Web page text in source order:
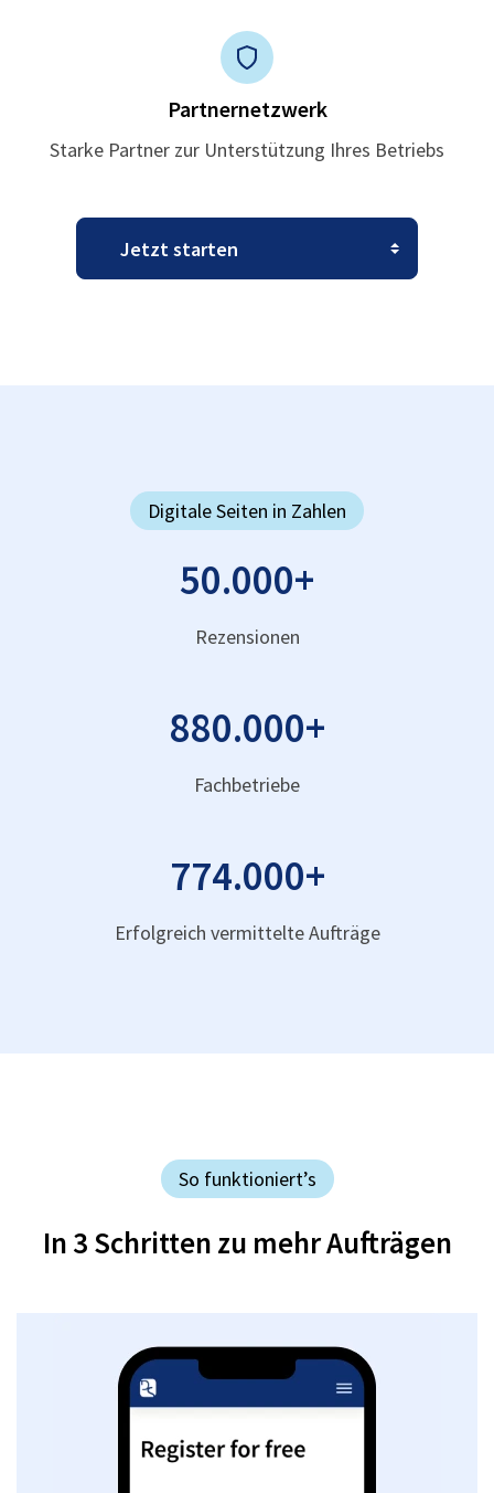
Partnernetzwerk
Starke Partner zur Unterstützung Ihres Betriebs
Digitale Seiten in Zahlen
50.000+
Rezensionen
880.000+
Fachbetriebe
774.000+
Erfolgreich vermittelte Aufträge
So funktioniert’s
In 3 Schritten zu mehr Aufträgen